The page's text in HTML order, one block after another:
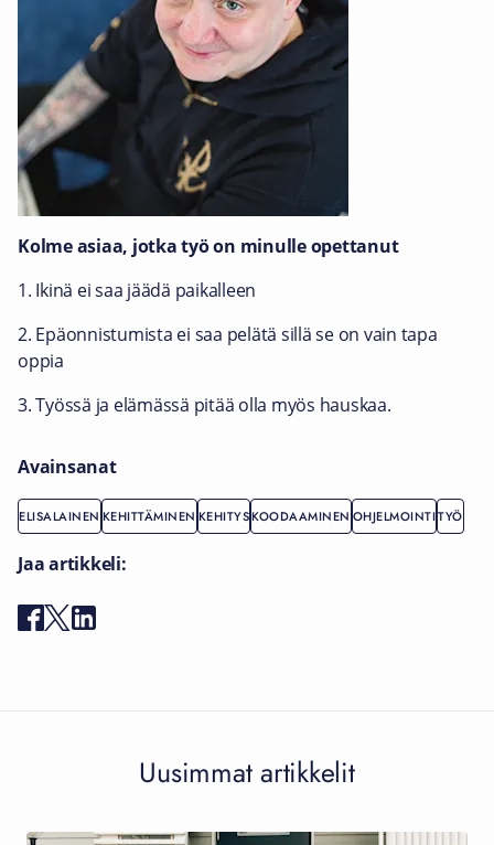
Kolme asiaa, jotka työ on minulle opettanut
1. Ikinä ei saa jäädä paikalleen
2. Epäonnistumista ei saa pelätä sillä se on vain tapa
oppia
3. Työssä ja elämässä pitää olla myös hauskaa.
Avainsanat
ELISALAINEN KEHITTÄMINEN KEHITYSKOODAAMINEN OHJELMOINTITYÖ
Jaa artikkeli:
Uusimmat artikkelit